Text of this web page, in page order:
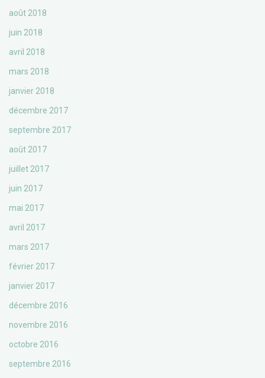
août 2018
juin 2018
avril 2018
mars 2018
janvier 2018
décembre 2017
septembre 2017
août 2017
juillet 2017
juin 2017
mai 2017
avril 2017
mars 2017
février 2017
janvier 2017
décembre 2016
novembre 2016
octobre 2016
septembre 2016